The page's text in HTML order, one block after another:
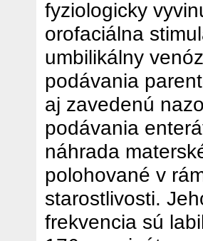
fyziologicky
orofaciálna
umbilikálny
podávania
aj zavedenú
podávania
náhrada
polohované v
starostlivosti.
frekvencia sú